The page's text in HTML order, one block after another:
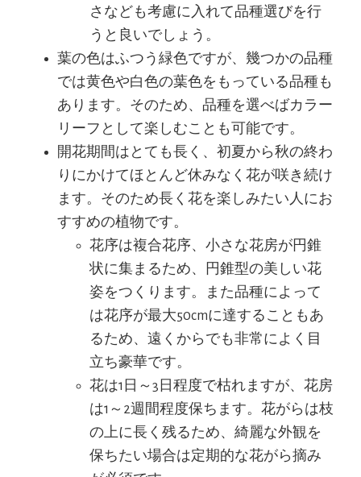
さなども考慮に入れて品種選びを行
うと良いでしょう。
葉の色はふつう緑色ですが、幾つかの品種
では黄色や白色の葉色をもっている品種も
あります。そのため、品種を選べばカラー
リーフとして楽しむことも可能です。
開花期間はとても長く、初夏から秋の終わ
りにかけてほとんど休みなく花が咲き続け
ます。そのため長く花を楽しみたい人にお
すすめの植物です。
花序は複合花序、小さな花房が円錐
状に集まるため、円錐型の美しい花
姿をつくります。また品種によって
は花序が最大50cmに達することもあ
るため、遠くからでも非常によく目
立ち豪華です。
花は1日～3日程度で枯れますが、花房
は1～2週間程度保ちます。花がらは枝
の上に長く残るため、綺麗な外観を
保ちたい場合は定期的な花がら摘み